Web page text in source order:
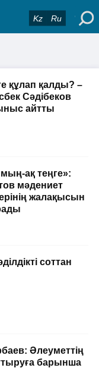
Kz Ru
құлап қалды? –
Сәдібеков
айтты
ақ теңге»:
мәдениет
жалақысын
соттан
Әлеуметтің
барынша